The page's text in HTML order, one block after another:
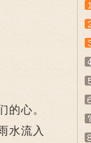
心。
水流入